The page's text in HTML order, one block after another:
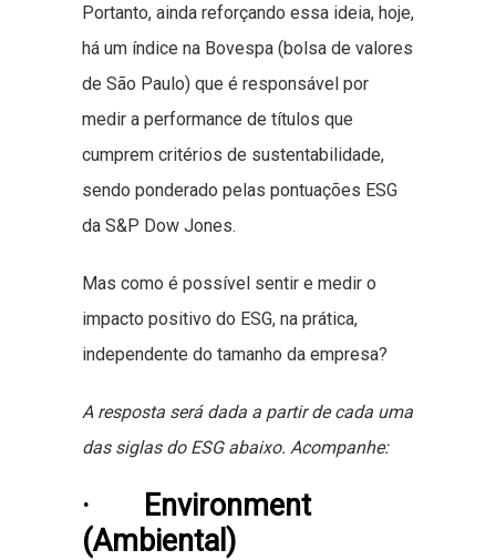
Portanto, ainda reforçando essa ideia, hoje,
há um índice na Bovespa (bolsa de valores
de São Paulo) que é responsável por
medir a performance de títulos que
cumprem critérios de sustentabilidade,
sendo ponderado pelas pontuações ESG
da S&P Dow Jones.
Mas como é possível sentir e medir o
impacto positivo do ESG, na prática,
independente do tamanho da empresa?
A resposta será dada a partir de cada uma
das siglas do ESG abaixo. Acompanhe:
· Environment
(Ambiental)